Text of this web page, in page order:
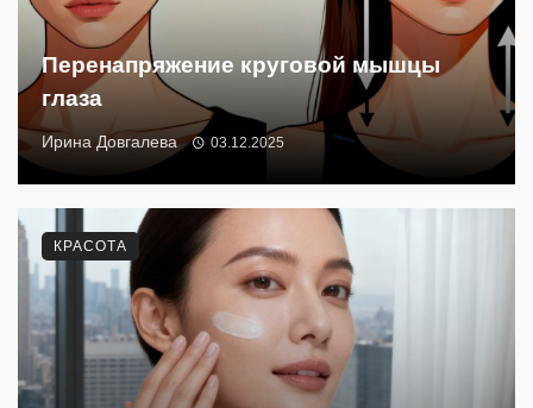
Перенапряжение круговой мышцы
глаза
Ирина Довгалева 03.12.2025
КРАСОТА